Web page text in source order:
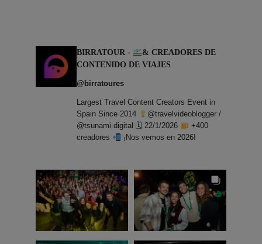
BIRRATOUR -
& CREADORES DE
CONTENIDO DE VIAJES
@birratoures
Largest Travel Content Creators Event in
Spain Since 2014
@travelvideoblogger /
@tsunami.digital 🗓 22/1/2026
+400
creadores
¡Nos vemos en 2026!